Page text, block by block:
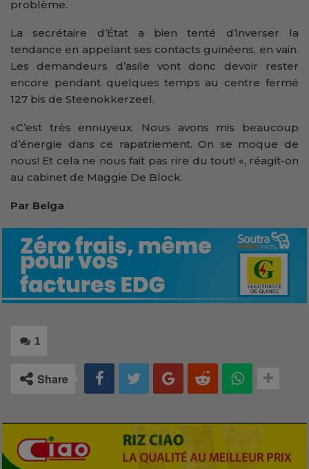
problème.
La secrétaire d’État a bien tenté d’inverser la
tendance en appelant ses contacts guinéens, en vain.
Les demandeurs d’asile vont donc devoir rester
encore pendant quelques temps au centre fermé
127 bis de Steenokkerzeel.
«C’est très ennuyeux. Nous avons mis beaucoup
d’énergie dans ce rapatriement. On se moque de
nous! Et cela ne nous fait pas rire du tout! «, réagit-on
au cabinet de Maggie De Block.
Par Belga
1
Share